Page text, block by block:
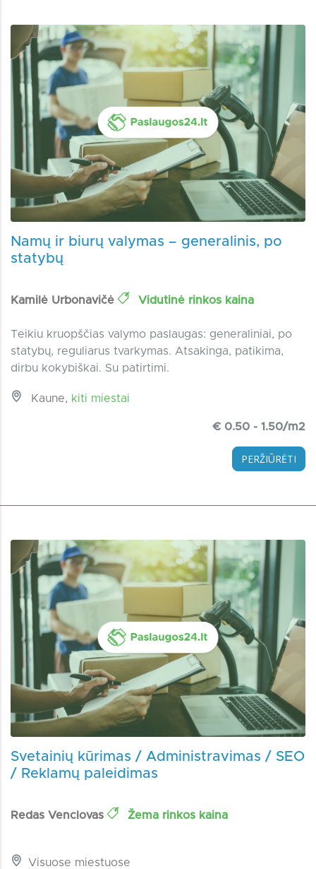
Namų ir biurų valymas – generalinis, po
statybų
Kamilė Urbonavičė Vidutinė rinkos kaina
Teikiu kruopščias valymo paslaugas: generaliniai, po
statybų, reguliarus tvarkymas. Atsakinga, patikima,
dirbu kokybiškai. Su patirtimi.
Kaune, kiti miestai
€ 0.50 - 1.50/m2
PERŽIŪRĖTI
Svetainių kūrimas / Administravimas / SEO
/ Reklamų paleidimas
Redas Venclovas Žema rinkos kaina
Visuose miestuose